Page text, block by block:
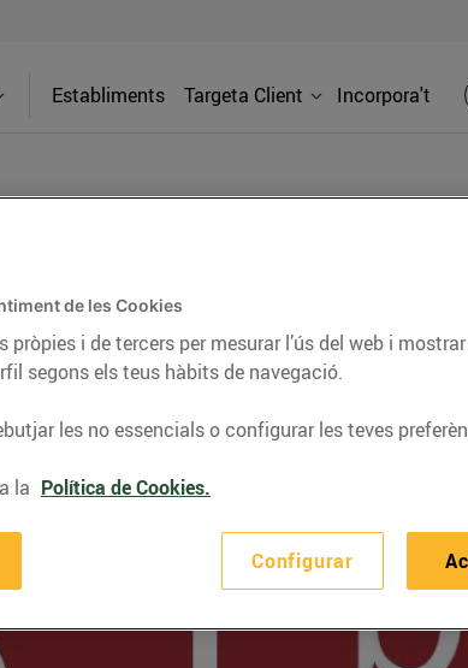
Establiments Targeta Client Incorpora't
supermercats Bonpreu i Esclat a través de
de les Cookies
pròpies i de tercers per mesurar l’ús del web i
segons els teus hàbits de navegació.
les no essencials o configurar les teves
la Política de Cookies.
Configurar